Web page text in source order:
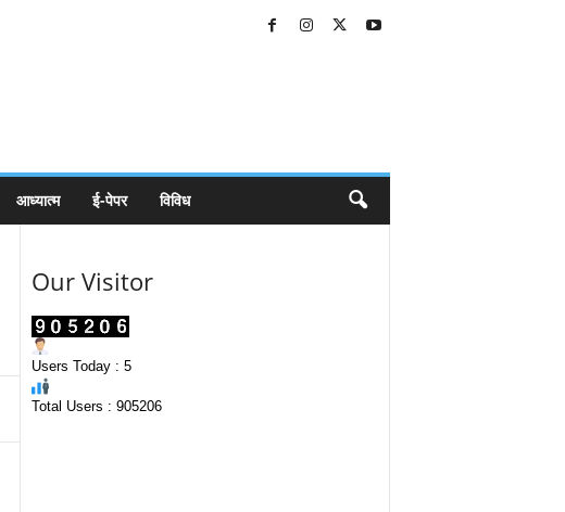
आध्यात्म ई-पेपर विविध
Our Visitor
Users Today : 5
Total Users : 905206